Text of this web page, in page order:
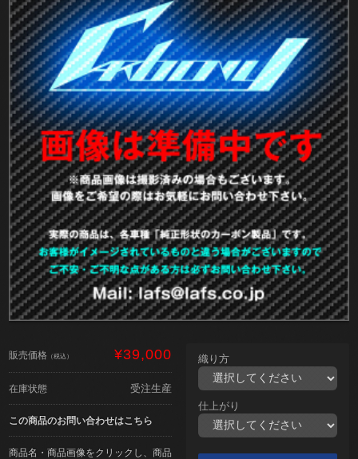
販売価格 （税込） ¥39,000
在庫状態 受注生産
この商品のお問い合わせはこちら
商品名・商品画像をクリックし、商品
織り方
仕上がり